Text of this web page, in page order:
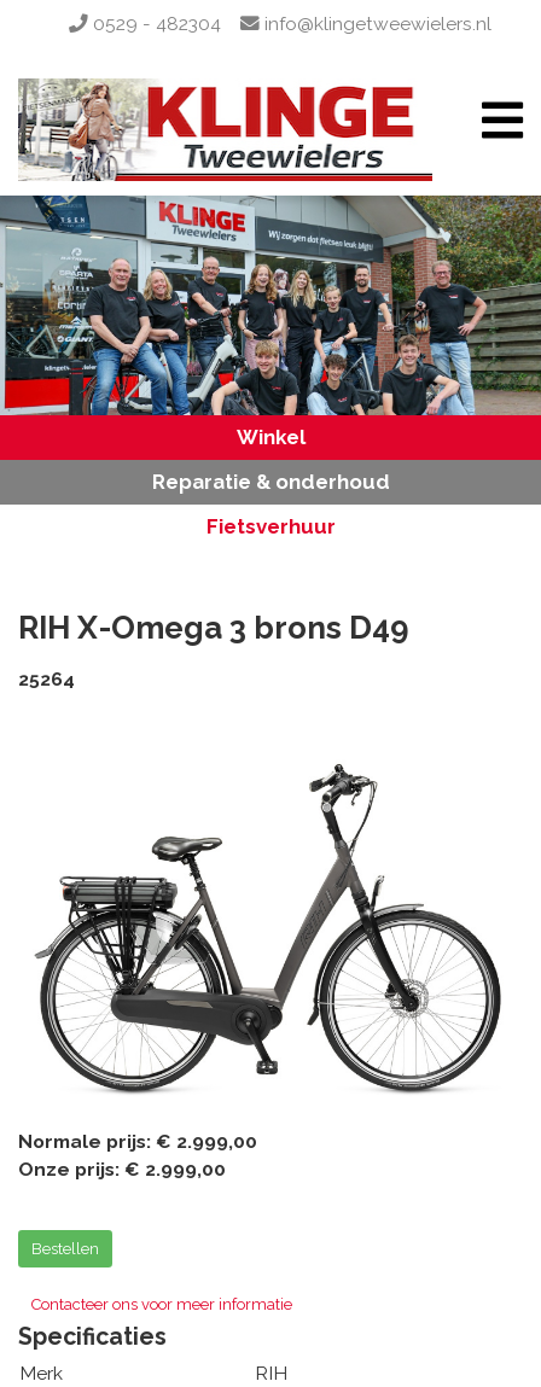
0529 - 482304 info@klingetweewielers.nl
Winkel
Reparatie & onderhoud
Fietsverhuur
RIH X-Omega 3 brons D49
25264
Normale prijs: € 2.999,00
Onze prijs: € 2.999,00
Bestellen
Contacteer ons voor meer informatie
Specificaties
Merk
RIH